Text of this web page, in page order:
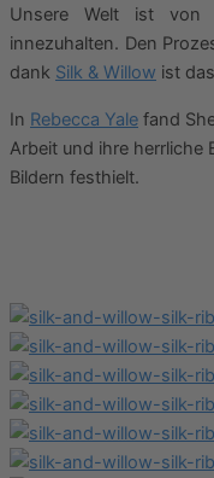
Unsere Welt ist von
innezuhalten. Den
dank Silk & Willow ist
In Rebecca Yale fand
Arbeit und ihre herrliche
Bildern festhielt.